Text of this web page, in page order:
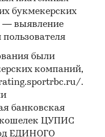
в рамках
рынке
в
показатели,
в настоящее
букмекерских
— выявление
были
компаний,
.
банковская
кошелек ЦУПИС
ЕДИНОГО